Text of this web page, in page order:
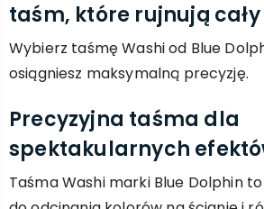
taśm, które rujnują
Wybierz taśmę Washi od Blue
osiągniesz maksymalną precyzję.
Precyzyjna taśma dla
spektakularnych
Taśma Washi marki Blue Dolphin